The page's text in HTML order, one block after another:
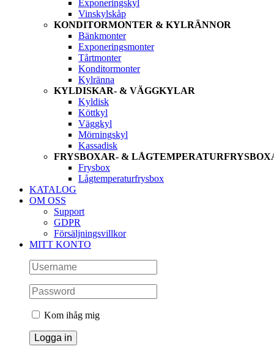
Exponeringskyl
Vinskylskåp
KONDITORMONTER & KYLRÄNNOR
Bänkmonter
Exponeringsmonter
Tårtmonter
Konditormonter
Kylränna
KYLDISKAR- & VÄGGKYLAR
Kyldisk
Köttkyl
Väggkyl
Mörningskyl
Kassadisk
FRYSBOXAR- &
Frysbox
Lågtemperaturfrysbox
KATALOG
OM OSS
Support
GDPR
Försäljningsvillkor
MITT KONTO
Kom ihåg mig